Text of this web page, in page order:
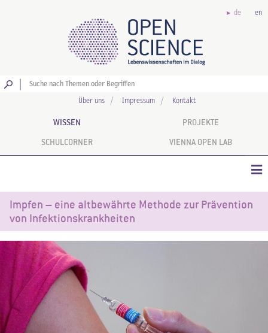
de en
Über uns Impressum Kontakt
WISSEN PROJEKTE
SCHULCORNER VIENNA OPEN LAB
Impfen – eine altbewährte Methode zur Prävention
von Infektionskrankheiten